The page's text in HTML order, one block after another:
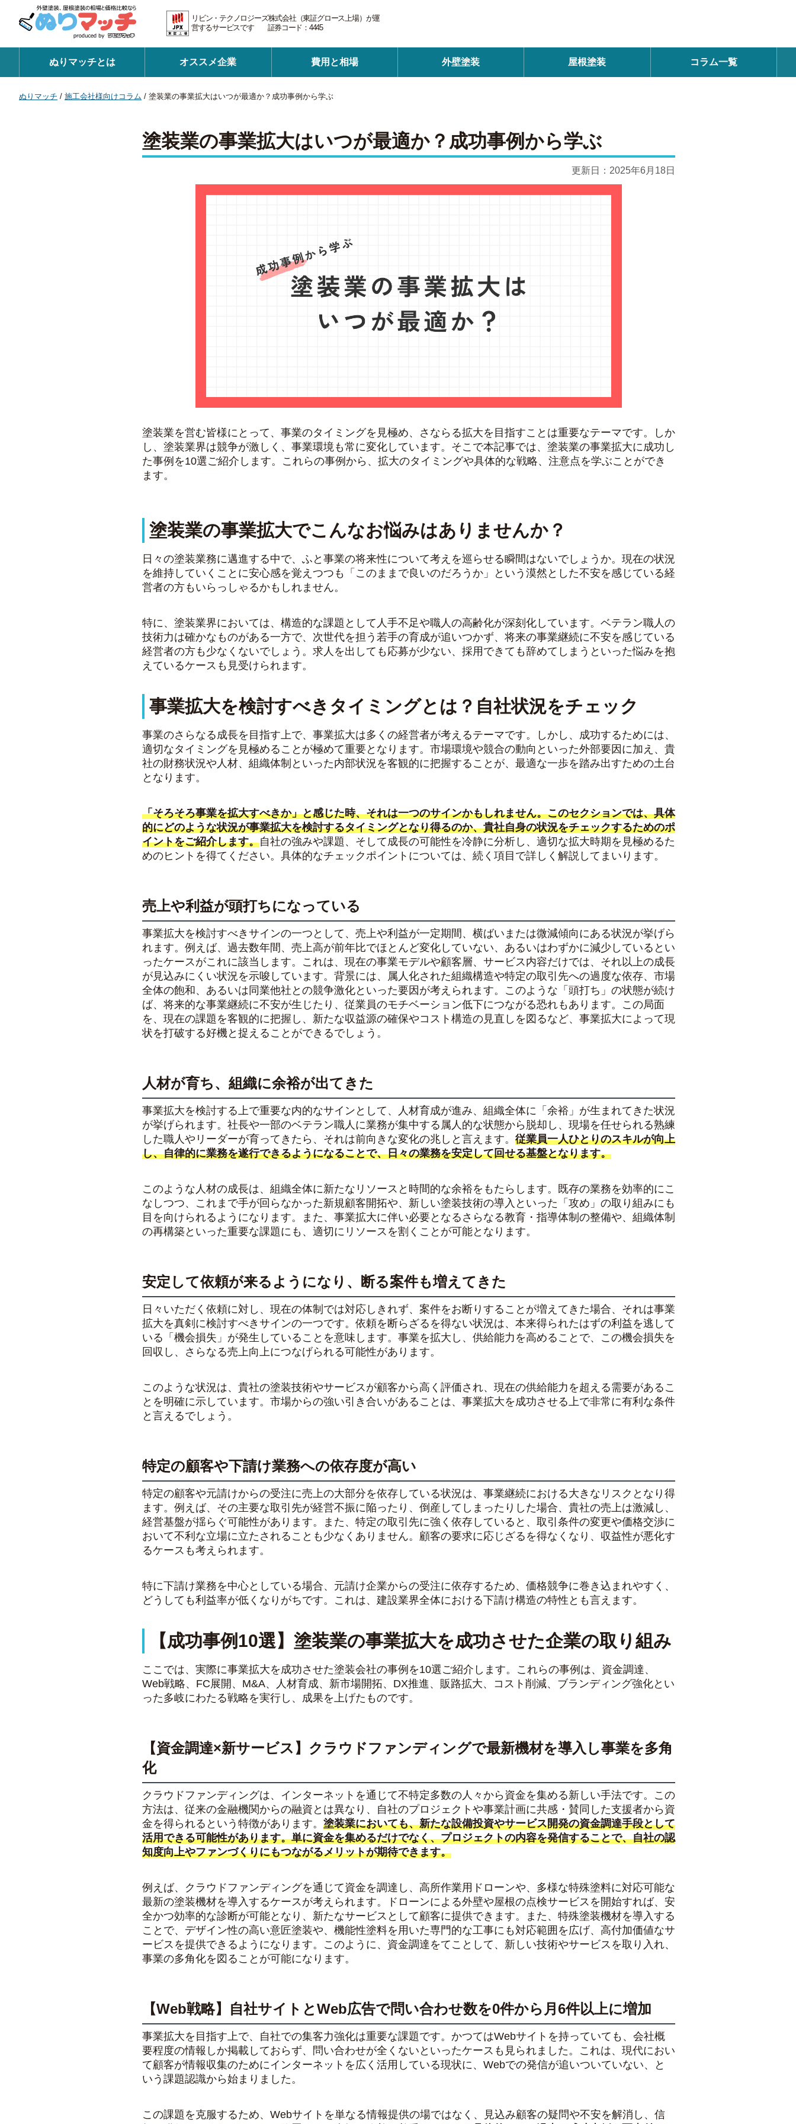
リビン・テクノロジーズ株式会社（東証グロース上場）が運
営するサービスです 証券コード：4445
ぬりマッチとは オススメ企業 費用と相場 外壁塗装 屋根塗装 コラム一覧
ぬりマッチ / 施工会社様向けコラム / 塗装業の事業拡大はいつが最適か？成功事例から学ぶ
塗装業の事業拡大はいつが最適か？成功事例から学ぶ
更新日： 2025年6月18日
塗装業を営む皆様にとって、事業のタイミングを見極め、さならる拡大を目指すことは重要なテーマです。しか
し、塗装業界は競争が激しく、事業環境も常に変化しています。そこで本記事では、塗装業の事業拡大に成功し
た事例を10選ご紹介します。これらの事例から、拡大のタイミングや具体的な戦略、注意点を学ぶことができ
ます。
塗装業の事業拡大でこんなお悩みはありませんか？
日々の塗装業務に邁進する中で、ふと事業の将来性について考えを巡らせる瞬間はないでしょうか。現在の状況
を維持していくことに安心感を覚えつつも「このままで良いのだろうか」という漠然とした不安を感じている経
営者の方もいらっしゃるかもしれません。
特に、塗装業界においては、構造的な課題として人手不足や職人の高齢化が深刻化しています。ベテラン職人の
技術力は確かなものがある一方で、次世代を担う若手の育成が追いつかず、将来の事業継続に不安を感じている
経営者の方も少なくないでしょう。求人を出しても応募が少ない、採用できても辞めてしまうといった悩みを抱
えているケースも見受けられます。
事業拡大を検討すべきタイミングとは？自社状況をチェック
事業のさらなる成長を目指す上で、事業拡大は多くの経営者が考えるテーマです。しかし、成功するためには、
適切なタイミングを見極めることが極めて重要となります。市場環境や競合の動向といった外部要因に加え、貴
社の財務状況や人材、組織体制といった内部状況を客観的に把握することが、最適な一歩を踏み出すための土台
となります。
「そろそろ事業を拡大すべきか」と感じた時、それは一つのサインかもしれません。このセクションでは、具体
的にどのような状況が事業拡大を検討するタイミングとなり得るのか、貴社自身の状況をチェックするためのポ
イントをご紹介します。自社の強みや課題、そして成長の可能性を冷静に分析し、適切な拡大時期を見極めるた
めのヒントを得てください。具体的なチェックポイントについては、続く項目で詳しく解説してまいります。
売上や利益が頭打ちになっている
事業拡大を検討すべきサインの一つとして、売上や利益が一定期間、横ばいまたは微減傾向にある状況が挙げら
れます。例えば、過去数年間、売上高が前年比でほとんど変化していない、あるいはわずかに減少しているとい
ったケースがこれに該当します。これは、現在の事業モデルや顧客層、サービス内容だけでは、それ以上の成長
が見込みにくい状況を示唆しています。背景には、属人化された組織構造や特定の取引先への過度な依存、市場
全体の飽和、あるいは同業他社との競争激化といった要因が考えられます。このような「頭打ち」の状態が続け
ば、将来的な事業継続に不安が生じたり、従業員のモチベーション低下につながる恐れもあります。この局面
を、現在の課題を客観的に把握し、新たな収益源の確保やコスト構造の見直しを図るなど、事業拡大によって現
状を打破する好機と捉えることができるでしょう。
人材が育ち、組織に余裕が出てきた
事業拡大を検討する上で重要な内的なサインとして、人材育成が進み、組織全体に「余裕」が生まれてきた状況
が挙げられます。社長や一部のベテラン職人に業務が集中する属人的な状態から脱却し、現場を任せられる熟練
した職人やリーダーが育ってきたら、それは前向きな変化の兆しと言えます。 従業員一人ひとりのスキルが向上
し、自律的に業務を遂行できるようになることで、日々の業務を安定して回せる基盤となります。
このような人材の成長は、組織全体に新たなリソースと時間的な余裕をもたらします。既存の業務を効率的にこ
なしつつ、これまで手が回らなかった新規顧客開拓や、新しい塗装技術の導入といった「攻め」の取り組みにも
目を向けられるようになります。また、事業拡大に伴い必要となるさらなる教育・指導体制の整備や、組織体制
の再構築といった重要な課題にも、適切にリソースを割くことが可能となります。
安定して依頼が来るようになり、断る案件も増えてきた
日々いただく依頼に対し、現在の体制では対応しきれず、案件をお断りすることが増えてきた場合、それは事業
拡大を真剣に検討すべきサインの一つです。依頼を断らざるを得ない状況は、本来得られたはずの利益を逃して
いる「機会損失」が発生していることを意味します。事業を拡大し、供給能力を高めることで、この機会損失を
回収し、さらなる売上向上につなげられる可能性があります。
このような状況は、貴社の塗装技術やサービスが顧客から高く評価され、現在の供給能力を超える需要があるこ
とを明確に示しています。市場からの強い引き合いがあることは、事業拡大を成功させる上で非常に有利な条件
と言えるでしょう。
特定の顧客や下請け業務への依存度が高い
特定の顧客や元請けからの受注に売上の大部分を依存している状況は、事業継続における大きなリスクとなり得
ます。例えば、その主要な取引先が経営不振に陥ったり、倒産してしまったりした場合、貴社の売上は激減し、
経営基盤が揺らぐ可能性があります。また、特定の取引先に強く依存していると、取引条件の変更や価格交渉に
おいて不利な立場に立たされることも少なくありません。顧客の要求に応じざるを得なくなり、収益性が悪化す
るケースも考えられます。
特に下請け業務を中心としている場合、元請け企業からの受注に依存するため、価格競争に巻き込まれやすく、
どうしても利益率が低くなりがちです。これは、建設業界全体における下請け構造の特性とも言えます。
【成功事例10選】塗装業の事業拡大を成功させた企業の取り組み
ここでは、実際に事業拡大を成功させた塗装会社の事例を10選ご紹介します。これらの事例は、資金調達、
Web戦略、FC展開、M&A、人材育成、新市場開拓、DX推進、販路拡大、コスト削減、ブランディング強化とい
った多岐にわたる戦略を実行し、成果を上げたものです。
【資金調達×新サービス】クラウドファンディングで最新機材を導入し事業を多角
化
クラウドファンディングは、インターネットを通じて不特定多数の人々から資金を集める新しい手法です。この
方法は、従来の金融機関からの融資とは異なり、自社のプロジェクトや事業計画に共感・賛同した支援者から資
金を得られるという特徴があります。 塗装業においても、新たな設備投資やサービス開発の資金調達手段として
活用できる可能性があります。単に資金を集めるだけでなく、プロジェクトの内容を発信することで、自社の認
知度向上やファンづくりにもつながるメリットが期待できます。
例えば、クラウドファンディングを通じて資金を調達し、高所作業用ドローンや、多様な特殊塗料に対応可能な
最新の塗装機材を導入するケースが考えられます。ドローンによる外壁や屋根の点検サービスを開始すれば、安
全かつ効率的な診断が可能となり、新たなサービスとして顧客に提供できます。また、特殊塗装機材を導入する
ことで、デザイン性の高い意匠塗装や、機能性塗料を用いた専門的な工事にも対応範囲を広げ、高付加価値なサ
ービスを提供できるようになります。このように、資金調達をてことして、新しい技術やサービスを取り入れ、
事業の多角化を図ることが可能になります。
【Web戦略】自社サイトとWeb広告で問い合わせ数を0件から月6件以上に増加
事業拡大を目指す上で、自社での集客力強化は重要な課題です。かつてはWebサイトを持っていても、会社概
要程度の情報しか掲載しておらず、問い合わせが全くないといったケースも見られました。これは、現代におい
て顧客が情報収集のためにインターネットを広く活用している現状に、Webでの発信が追いついていない、と
いう課題認識から始まりました。
この課題を克服するため、Webサイトを単なる情報提供の場ではなく、見込み顧客の疑問や不安を解消し、信